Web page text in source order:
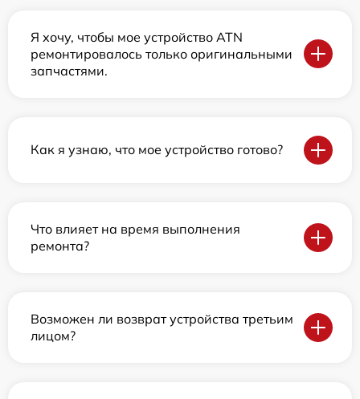
Я хочу, чтобы мое устройство ATN
ремонтировалось только оригинальными
запчастями.
Как я узнаю, что мое устройство готово?
Что влияет на время выполнения
ремонта?
Возможен ли возврат устройства третьим
лицом?